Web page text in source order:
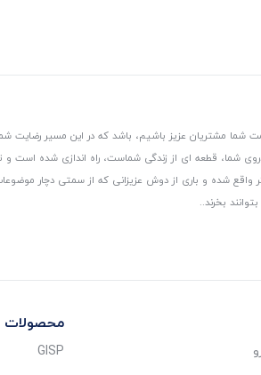
شما مشتریان عزیز باشیم، باشد که در این مسیر رضایت
شما، قطعه ای از زندگی شماست، راه اندازی شده است
واقع شده و باری از دوش عزیزانی که از سمتی دچار
بخرند..
محصولات
GISP